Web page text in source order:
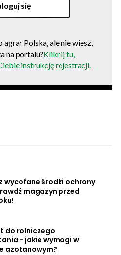
się
Polska, ale nie wiesz,
na portalu?Kliknij tu,
instrukcję rejestracji.
wycofane środki ochrony
magazyn przed
do rolniczego
- jakie wymogi w
azotanowym?